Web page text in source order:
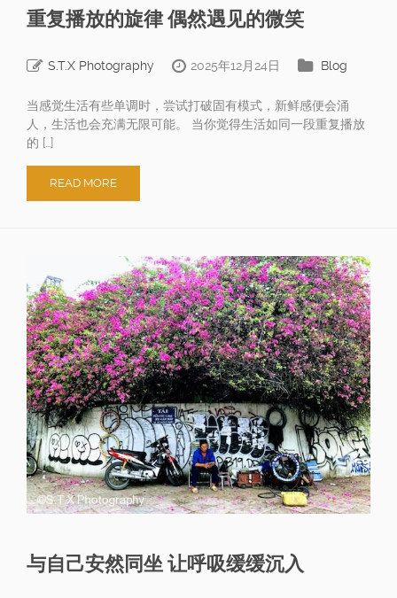
重复播放的旋律 偶然遇见的微笑
S.T.X Photography 2025年12月24日 Blog
当感觉生活有些单调时，尝试打破固有模式，新鲜感便会涌
人，生活也会充满无限可能。 当你觉得生活如同一段重复播放
的 […]
READ MORE
与自己安然同坐 让呼吸缓缓沉入